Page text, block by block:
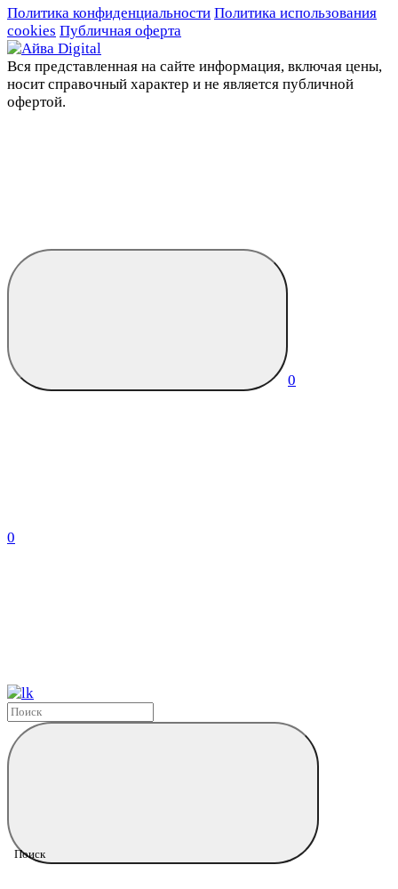
Политика конфиденциальности Политика использования
cookies Публичная оферта
Вся представленная на сайте информация, включая цены,
носит справочный характер и не является публичной
офертой.
0
0
Поиск